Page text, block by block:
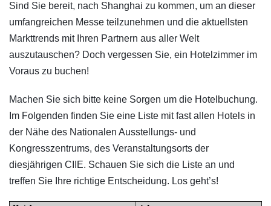
Sind Sie bereit, nach Shanghai zu kommen, um an dieser
umfangreichen Messe teilzunehmen und die aktuellsten
Markttrends mit Ihren Partnern aus aller Welt
auszutauschen? Doch vergessen Sie, ein Hotelzimmer im
Voraus zu buchen!
Machen Sie sich bitte keine Sorgen um die Hotelbuchung.
Im Folgenden finden Sie eine Liste mit fast allen Hotels in
der Nähe des Nationalen Ausstellungs- und
Kongresszentrums, des Veranstaltungsorts der
diesjährigen CIIE. Schauen Sie sich die Liste an und
treffen Sie Ihre richtige Entscheidung. Los geht’s!